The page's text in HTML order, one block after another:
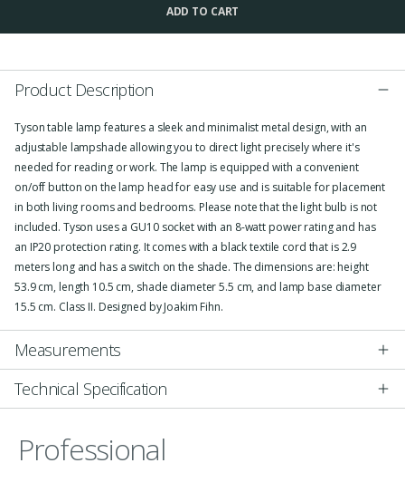
ADD TO CART
Product Description
Tyson table lamp features a sleek and minimalist metal design, with an
adjustable lampshade allowing you to direct light precisely where it's
needed for reading or work. The lamp is equipped with a convenient
on/off button on the lamp head for easy use and is suitable for placement
in both living rooms and bedrooms. Please note that the light bulb is not
included. Tyson uses a GU10 socket with an 8-watt power rating and has
an IP20 protection rating. It comes with a black textile cord that is 2.9
meters long and has a switch on the shade. The dimensions are: height
53.9 cm, length 10.5 cm, shade diameter 5.5 cm, and lamp base diameter
15.5 cm. Class II. Designed by Joakim Fihn.
Measurements
Technical Specification
Professional